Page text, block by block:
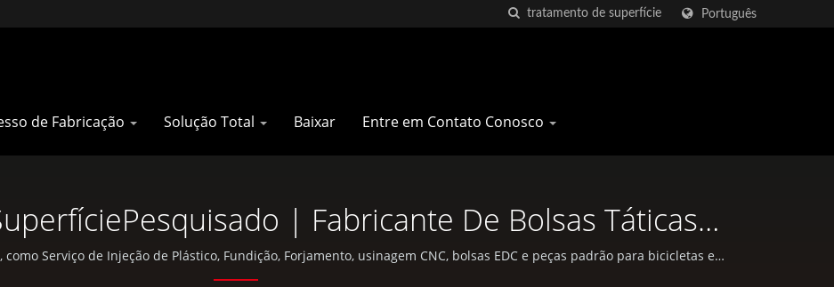
Português
de Fabricação Solução Total Baixar Entre em Contato Conosco
| Fabricante De Bolsas Táticas
E Mochilas Militares | Pan Taiwan
Serviço de Injeção de Plástico, Fundição, Forjamento, usinagem CNC, bolsas EDC e peças padrão para bicicletas e
atividades ao ar livre.